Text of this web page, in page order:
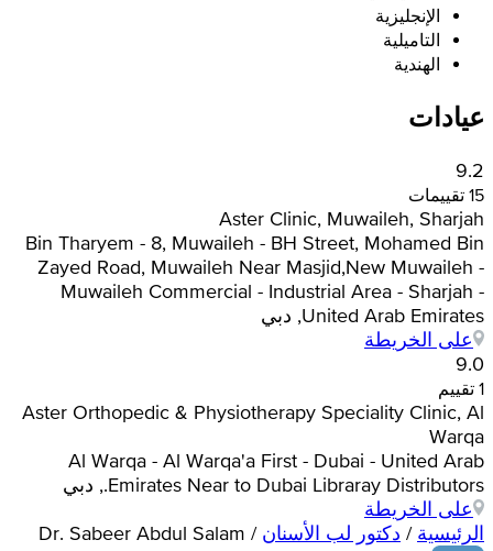
الإنجليزية
التاميلية
الهندية
عيادات
9.2
15 تقييمات
Aster Clinic, Muwaileh, Sharjah
Bin Tharyem - 8, Muwaileh - BH Street, Mohamed Bin
Zayed Road, Muwaileh Near Masjid,New Muwaileh -
Muwaileh Commercial - Industrial Area - Sharjah -
United Arab Emirates, دبي
على الخريطة
9.0
1 تقييم
Aster Orthopedic & Physiotherapy Speciality Clinic, Al
Warqa
Al Warqa - Al Warqa'a First - Dubai - United Arab
Emirates Near to Dubai Libraray Distributors., دبي
على الخريطة
الرئيسية / دكتور لب الأسنان /
Dr. Sabeer Abdul Salam